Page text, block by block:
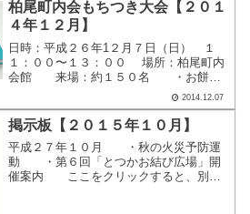
柏尾町内会もちつき大会【２０１
４年１２月】
日時：平成２６年1２月７日（日） １
１：００〜１３：００ 場所：柏尾町内
会館 来場：約１５０名 ・お餅を
ついて 大人も子供も順番に、 臼（う
す）と杵（きね）で本格的な餅つきで
す。 僕もがんばってます。 ・
「あんこ」や「きなこ」...
2014.12.07
掲示板【２０１５年１０月】
平成２７年１０月 ・秋の火災予防運
動 ・第６回「とつかお結び広場」開
催案内 ここをクリックすると、別画